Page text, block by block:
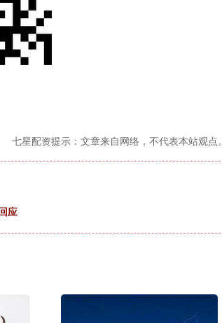
七星配资提示：文章来自网络，不代表本站观点。
应